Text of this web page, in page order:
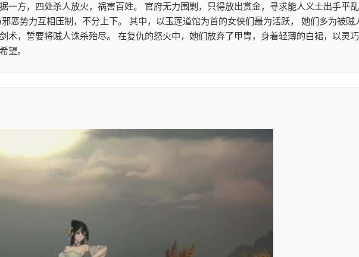
一方，四处杀人放火，祸害百姓。 官府无力围剿，只得放出赏金，寻求能人义士出手平
恶势力互相压制，不分上下。 其中，以玉莲道馆为首的女侠们最为活跃， 她们多为被
术，誓要将贼人诛杀殆尽。 在复仇的怒火中，她们放弃了甲胄，身着轻薄的白裙，以灵
望。